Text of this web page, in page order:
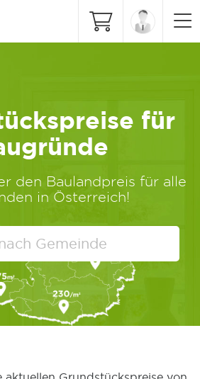
für
den Baulandpreis für alle
in Österreich!